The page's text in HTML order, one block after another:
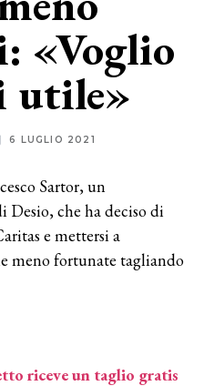
«Voglio
utile»
6 LUGLIO 2021
Sartor, un
Desio, che ha deciso di
e mettersi a
meno fortunate tagliando
riceve un taglio gratis